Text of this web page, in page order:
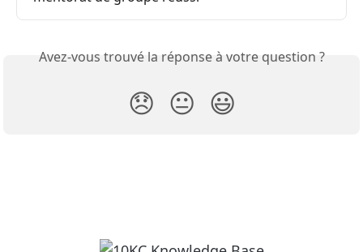
Avez-vous trouvé la réponse à votre question ?
😞 😐 😃